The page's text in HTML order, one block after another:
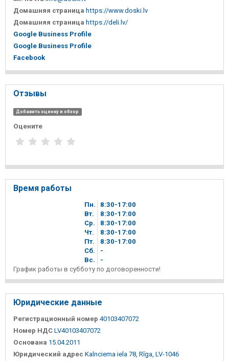
Домашняя страница https://www.doski.lv
Домашняя страница https://deli.lv/
Google Business Profile
Google Business Profile
Facebook
Отзывы
Добавить оценку и обзор
Оцените
Время работы
Пн. 8 30-17 00
Вт.
8 30-17 00
Ср.
8 30-17 00
Чт.
8 30-17 00
Пт.
8 30-17 00
Сб.
-
Вc.
-
График работы в субботу по договоренности!
Юридические данные
Регистрационный номер 40103407072
Номер НДС LV40103407072
Основана 15.04.2011
Юридический адрес Kalnciema iela 78, Rīga, LV-1046